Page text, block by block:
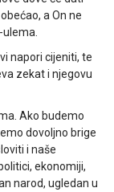
a On ne
napori cijeniti, te
zekat i njegovu
Ako budemo
dovoljno brige
i naše
ekonomiji,
narod, ugledan u